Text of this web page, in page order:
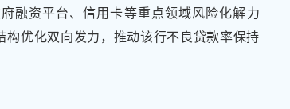
融资平台、信用卡等重点领域风险化解力
优化双向发力，推动该行不良贷款率保持